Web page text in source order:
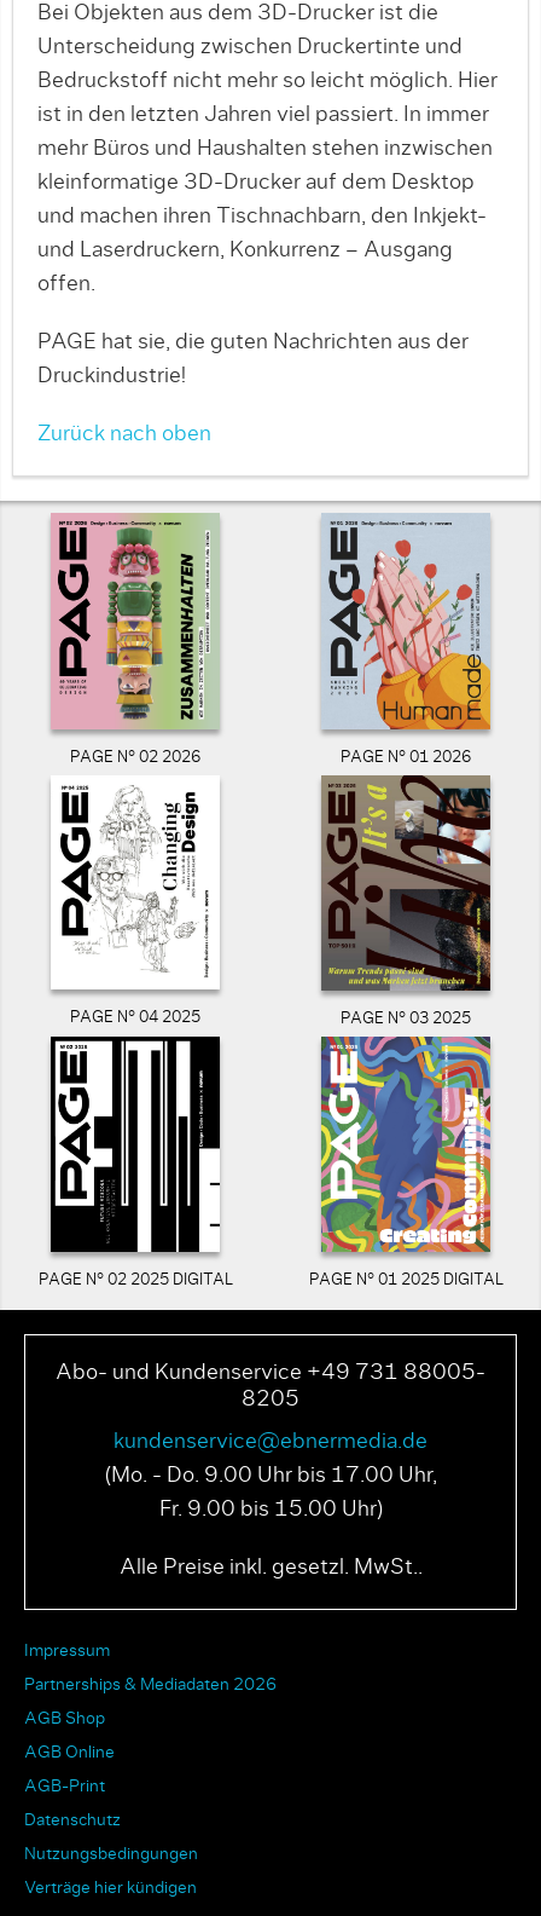
Bei Objekten aus dem 3D-Drucker ist die
Unterscheidung zwischen Druckertinte und
Bedruckstoff nicht mehr so leicht möglich. Hier
ist in den letzten Jahren viel passiert. In immer
mehr Büros und Haushalten stehen inzwischen
kleinformatige 3D-Drucker auf dem Desktop
und machen ihren Tischnachbarn, den Inkjekt-
und Laserdruckern, Konkurrenz – Ausgang
offen.
PAGE hat sie, die guten Nachrichten aus der
Druckindustrie!
Zurück nach oben
PAGE N° 02 2026 PAGE N° 01 2026
PAGE N° 04 2025 PAGE N° 03 2025
PAGE N° 02 2025 DIGITAL PAGE N° 01 2025 DIGITAL
Abo- und Kundenservice +49 731 88005-
8205
kundenservice@ebnermedia.de
(Mo. - Do. 9.00 Uhr bis 17.00 Uhr,
Fr. 9.00 bis 15.00 Uhr)
Alle Preise inkl. gesetzl. MwSt..
Impressum
Partnerships & Mediadaten 2026
AGB Shop
AGB Online
AGB-Print
Datenschutz
Nutzungsbedingungen
Verträge hier kündigen